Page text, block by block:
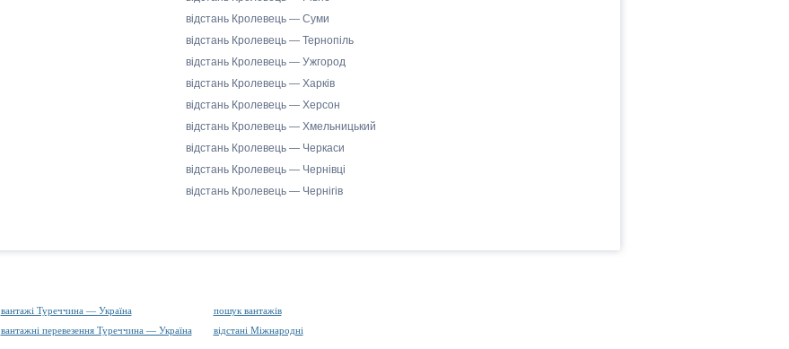
відстань Кролевець — Суми
відстань Кролевець — Тернопіль
відстань Кролевець — Ужгород
відстань Кролевець — Харків
відстань Кролевець — Херсон
відстань Кролевець — Хмельницький
відстань Кролевець — Черкаси
відстань Кролевець — Чернівці
відстань Кролевець — Чернігів
вантажі Туреччина — Україна
пошук вантажів
вантажні перевезення Туреччина — Україна відстані Міжнародні